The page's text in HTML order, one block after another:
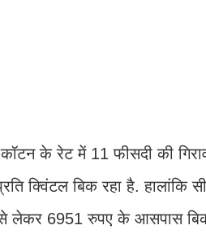
के रेट में 11 फीसदी की
क्विंटल बिक रहा है.
लेकर 6951 रुपए के आसपास